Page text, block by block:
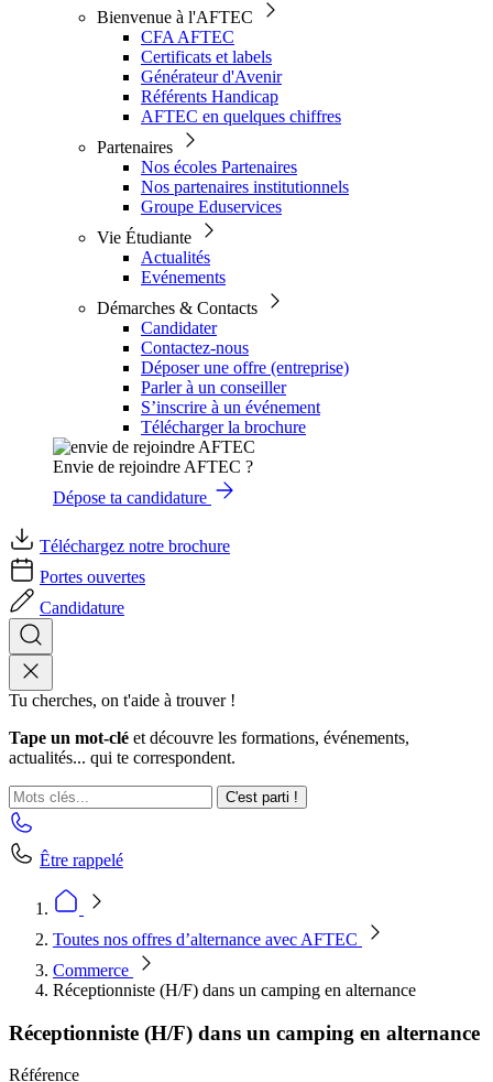
Bienvenue à l'AFTEC
CFA AFTEC
Certificats et labels
Générateur d'Avenir
Référents Handicap
AFTEC en quelques chiffres
Partenaires
Nos écoles Partenaires
Nos partenaires institutionnels
Groupe Eduservices
Vie Étudiante
Actualités
Evénements
Démarches & Contacts
Candidater
Contactez-nous
Déposer une offre (entreprise)
Parler à un conseiller
S’inscrire à un événement
Télécharger la brochure
Envie de rejoindre AFTEC ?
Dépose ta candidature
Téléchargez notre brochure
Portes ouvertes
Candidature
Tu cherches, on t'aide à trouver !
Tape un mot-clé et découvre les formations, événements,
actualités... qui te correspondent.
C'est parti !
Être rappelé
Toutes nos offres d’alternance avec AFTEC
Commerce
Réceptionniste (H/F) dans un camping en alternance
Réceptionniste (H/F) dans un camping en alternance
Référence